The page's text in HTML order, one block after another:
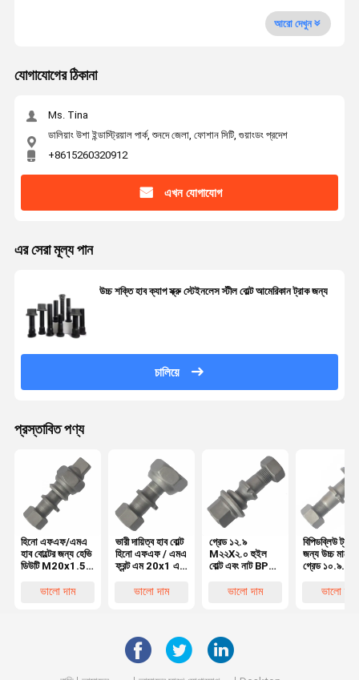
আরো দেখুন
যোগাযোগের ঠিকানা
Ms. Tina
ডালিয়াং উশা ইন্ডাস্ট্রিয়াল পার্ক, শুনদে জেলা, ফোশান সিটি, গুয়াংডং প্রদেশ
+8615260320912
এখন যোগাযোগ
এর সেরা মূল্য পান
উচ্চ শক্তি হাব ক্যাপ স্ক্রু স্টেইনলেস স্টীল বোল্ট আমেরিকান ট্রাক জন্য
চালিয়ে
প্রস্তাবিত পণ্য
হিনো এফএফ/এমএ
হাব বোল্টের জন্য হেভি
ডিউটি M20x1.5
হিনো ট্রাকের জন্য
ভালো দাম
ভারী দায়িত্ব হাব বোল্ট
হিনো এফএফ / এমএ
ফ্রন্ট এম 20x1 এর
ভালো দাম
গ্রেড ১২.৯
M২২X২.০ হুইল
বোল্ট এবং নাট BPW
OEM0329613170
ভালো দাম
বিপিডব্লিউ
জন্য উচ্চ মানের
গ্রেড ১০.৯
বোল্ট OEM
ভালো দাম